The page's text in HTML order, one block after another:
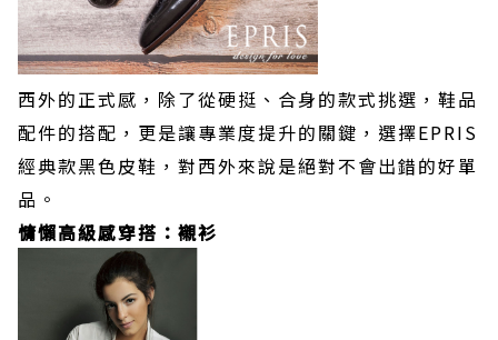
西外的正式感，除了從硬挺、合身的款式挑選，鞋品
配件的搭配，更是讓專業度提升的關鍵，選擇EPRIS
經典款黑色皮鞋，對西外來說是絕對不會出錯的好單
品。
慵懶高級感穿搭：襯衫